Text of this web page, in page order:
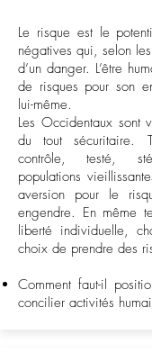
Le risque est le
négatives qui, selon
d’un danger. L’être
de risques pour son
lui-même.
Les Occidentaux sont
du tout sécuritaire.
contrôle, testé,
populations
aversion pour le
engendre. En même
liberté individuelle,
choix de prendre des
Comment faut-il
concilier activités